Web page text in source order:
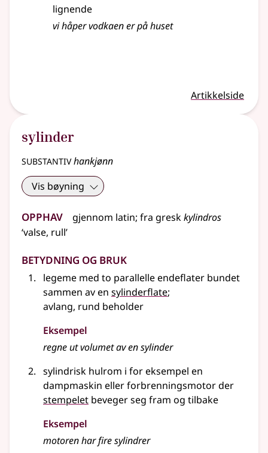
lignende
vi håper vodkaen er på huset
Artikkelside
sylinder
substantivhankjønn
Vis bøyning
Opphav gjennom latin; fra greskkylindros
‘valse, rull’
Betydning og bruk
legeme med to parallelle endeflater bundet
sammen av en sylinderflate;
avlang, rund beholder
Eksempel
regne ut volumet av ensylinder
sylindrisk hulrom i for eksempel en
dampmaskin ellerforbrenningsmotor der
stempelet beveger seg fram og tilbake
Eksempel
motoren har fire sylindrer